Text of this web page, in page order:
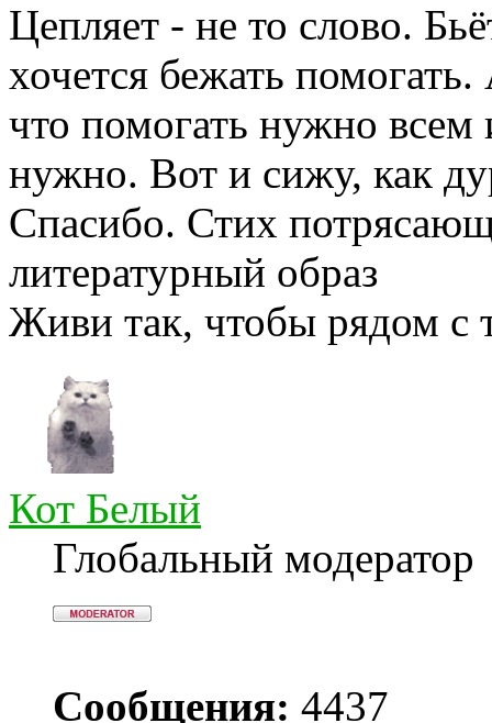
Цепляет - не то слово.
хочется бежать
что помогать нужно
нужно. Вот и сижу, как
Спасибо. Стих
литературный образ
Живи так, чтобы рядом с
Кот Белый
Глобальный модератор
Сообщения: 4437